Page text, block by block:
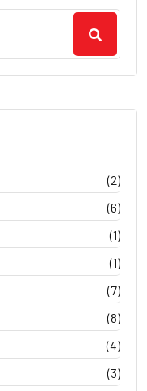
(2)
(6)
(1)
(1)
(7)
(8)
(4)
(3)